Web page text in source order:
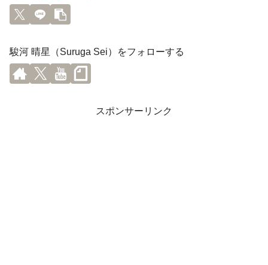
駿河 晴星（Suruga Sei）をフォローする
スポンサーリンク